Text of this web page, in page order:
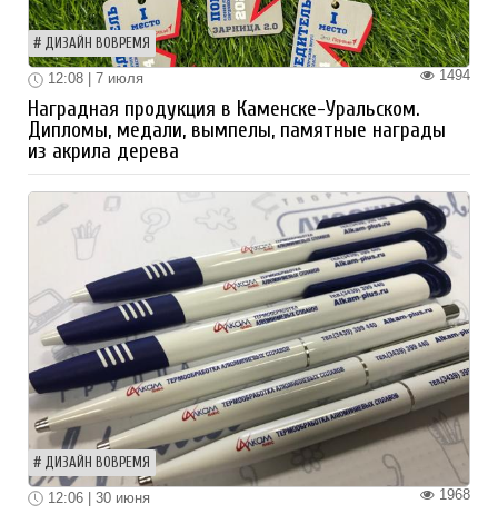
ДИЗАЙН ВОВРЕМЯ
1494
12:08 | 7 июля
Наградная продукция в Каменске-Уральском.
Дипломы, медали, вымпелы, памятные награды
из акрила дерева
ДИЗАЙН ВОВРЕМЯ
1968
12:06 | 30 июня